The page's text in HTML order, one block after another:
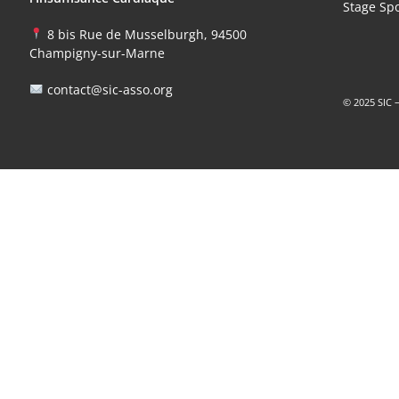
8 bis Rue de Musselburgh, 94500
Champigny-sur-Marne
contact@sic-asso.org
Stage
© 2025 SIC